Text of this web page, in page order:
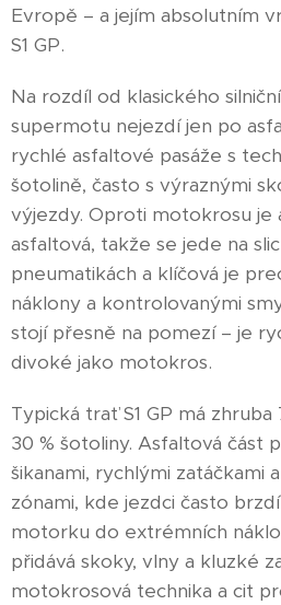
Evropě – a jejím absolutním
S1 GP.
Na rozdíl od klasického
supermotu nejezdí jen po
rychlé asfaltové pasáže s
šotolině, často s výraznými
výjezdy. Oproti motokrosu je
asfaltová, takže se jede na
pneumatikách a klíčová je
náklony a kontrolovanými
stojí přesně na pomezí – je
divoké jako motokros.
Typická trať S1 GP má
30 % šotoliny. Asfaltová část
šikanami, rychlými zatáčkami
zónami, kde jezdci často
motorku do extrémních
přidává skoky, vlny a kluzké
motokrosová technika a cit